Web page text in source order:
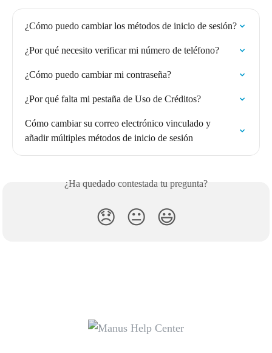
¿Cómo puedo cambiar los métodos de inicio de sesión?
¿Por qué necesito verificar mi número de teléfono?
¿Cómo puedo cambiar mi contraseña?
¿Por qué falta mi pestaña de Uso de Créditos?
Cómo cambiar su correo electrónico vinculado y
añadir múltiples métodos de inicio de sesión
¿Ha quedado contestada tu pregunta?
😞 😐 😃